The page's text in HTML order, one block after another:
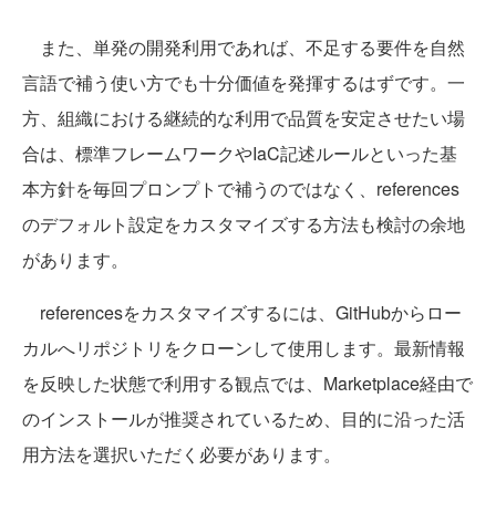
また、単発の開発利用であれば、不足する要件を自然
言語で補う使い方でも十分価値を発揮するはずです。一
方、組織における継続的な利用で品質を安定させたい場
合は、標準フレームワークやIaC記述ルールといった基
本方針を毎回プロンプトで補うのではなく、references
のデフォルト設定をカスタマイズする方法も検討の余地
があります。
referencesをカスタマイズするには、GitHubからロー
カルへリポジトリをクローンして使用します。最新情報
を反映した状態で利用する観点では、Marketplace経由で
のインストールが推奨されているため、目的に沿った活
用方法を選択いただく必要があります。